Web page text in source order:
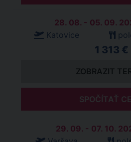
28. 08. - 05. 09.
Katovice
1 313 €
ZOBRAZIT
SPOČÍTAŤ
29. 09. - 07. 10.